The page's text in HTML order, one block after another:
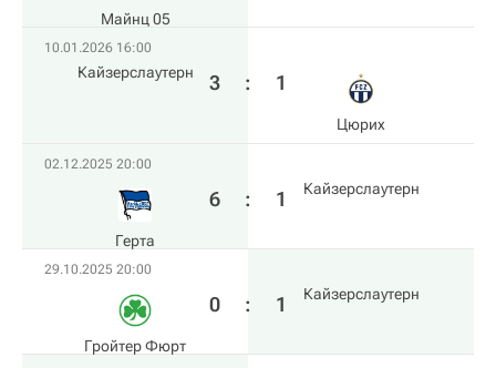
Майнц 05
10.01.2026 16:00
Кайзерслаутерн 3 : 1
Цюрих
02.12.2025 20:00
Герта
6 : 1 Кайзерслаутерн
29.10.2025 20:00
Гройтер Фюрт
0 : 1 Кайзерслаутерн